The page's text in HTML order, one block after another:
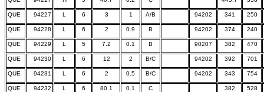
QUE 94227 L 6 3 1 A/B 94202 341 250
QUE 94228 L 6 2 0.9 B 94202 374 240
QUE 94229 L 5 7.2 0.1 B 90207 382 470
QUE 94230 L 6 12 2 B/C 94202 392 701
QUE 94231 L 6 2 0.5 B/C 94202 343 754
QUE 94232 L 6 80.1 0.1 C 382 528